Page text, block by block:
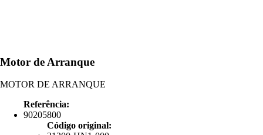
Motor de Arranque
MOTOR DE ARRANQUE
Referência:
90205800
Código original: